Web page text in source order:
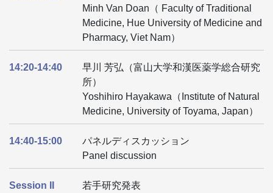
Minh Van Doan（ Faculty of Traditional
Medicine, Hue University of Medicine and
Pharmacy, Viet Nam）
14:20-14:40
早川 芳弘（富山大学和漢医薬学総合研究
所）
Yoshihiro Hayakawa（Institute of Natural
Medicine, University of Toyama, Japan）
14:40-15:00
パネルディスカッション
Panel discussion
Session II
若手研究発表